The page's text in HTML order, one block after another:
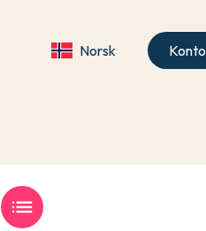
Norsk Konto
list